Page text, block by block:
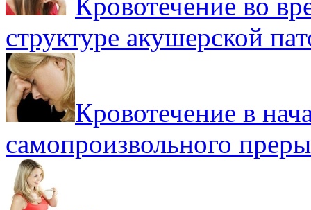
структуре акушерской
Кровотечение в
самопроизвольного